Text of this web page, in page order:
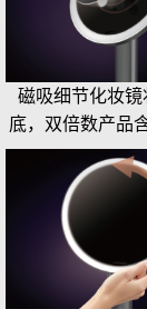
磁吸细节化妆
底，双倍数产品